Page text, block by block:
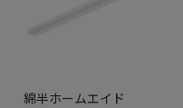
綿半ホームエイド